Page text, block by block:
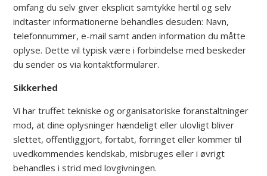
omfang du selv giver eksplicit samtykke hertil og selv
indtaster informationerne behandles desuden: Navn,
telefonnummer, e-mail samt anden information du måtte
oplyse. Dette vil typisk være i forbindelse med beskeder
du sender os via kontaktformularer.
Sikkerhed
Vi har truffet tekniske og organisatoriske foranstaltninger
mod, at dine oplysninger hændeligt eller ulovligt bliver
slettet, offentliggjort, fortabt, forringet eller kommer til
uvedkommendes kendskab, misbruges eller i øvrigt
behandles i strid med lovgivningen.